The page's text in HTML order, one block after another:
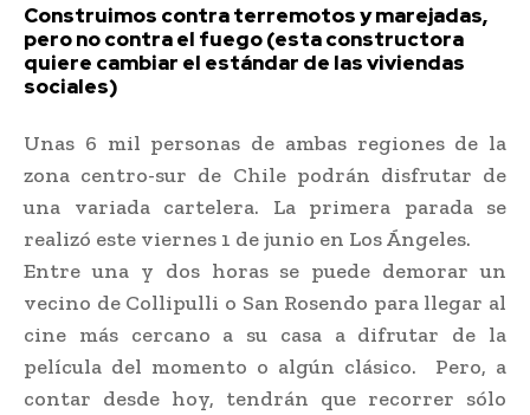
Construimos contra terremotos y marejadas,
pero no contra el fuego (esta constructora
quiere cambiar el estándar de las viviendas
sociales)
Unas 6 mil personas de ambas regiones de la
zona centro-sur de Chile podrán disfrutar de
una variada cartelera. La primera parada se
realizó este viernes 1 de junio en Los Ángeles.
Entre una y dos horas se puede demorar un
vecino de Collipulli o San Rosendo para llegar al
cine más cercano a su casa a difrutar de la
película del momento o algún clásico. Pero, a
contar desde hoy, tendrán que recorrer sólo